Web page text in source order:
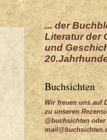
... der
Literatur der
und
Buchsichten
Wir freuen uns auf
zu unseren
@buchsichten oder